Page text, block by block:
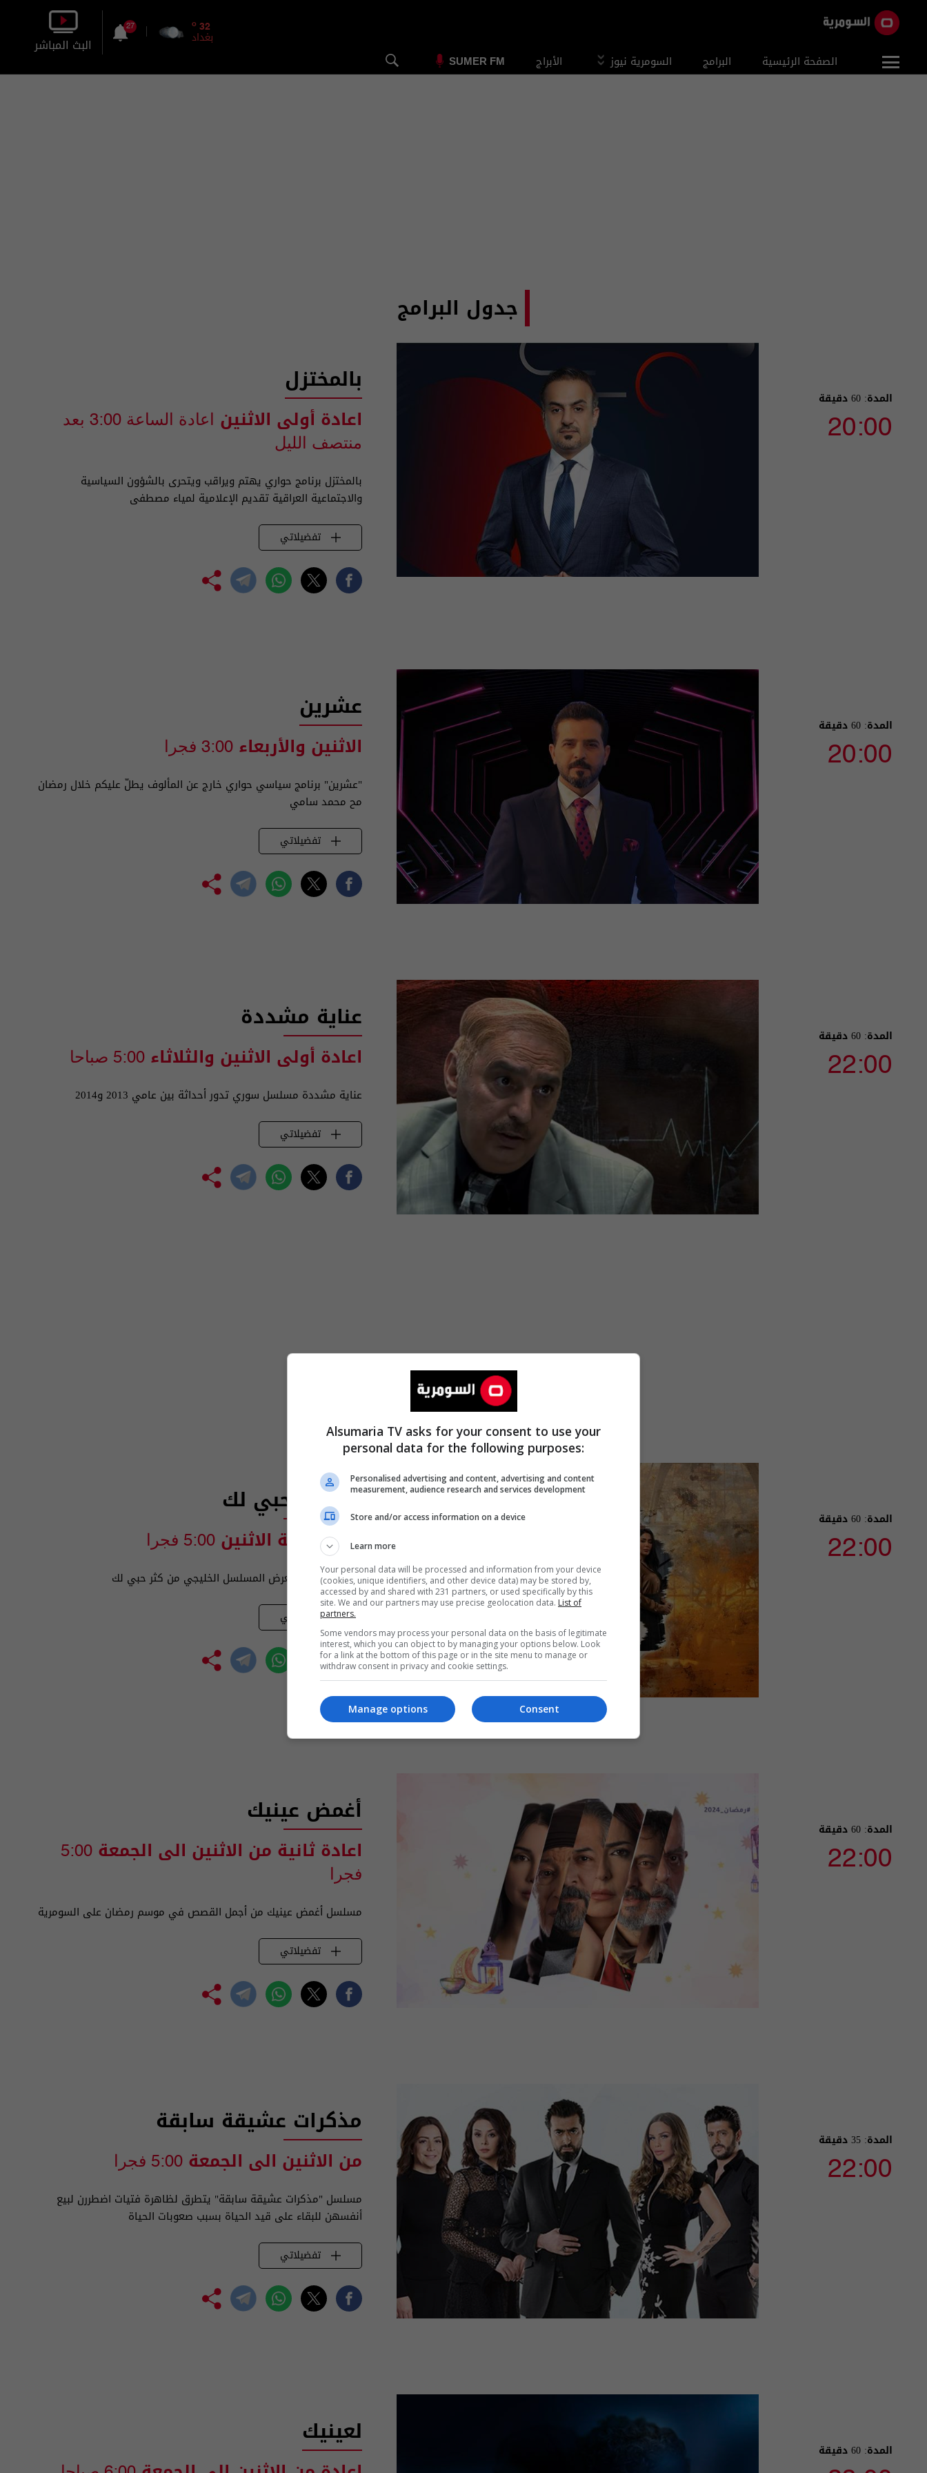
الصفحة الرئيسية البرامج السومرية نيوز الأبراج SUMER FM
32
o
بغداد
27
البث المباشر
جدول البرامج
المدة: 60 دقيقة
20:00
بالمختزل
اعادة أولى الاثنين
اعادة الساعة 3:00 بعد
منتصف الليل
بالمختزل برنامج حواري يهتم ويراقب ويتحرى بالشؤون السياسية
والاجتماعية العراقية تقديم الإعلامية لمياء مصطفى
تفضيلاتي
المدة: 60 دقيقة
20:00
عشرين
الاثنين والأربعاء 3:00 فجرا
"عشرين" برنامج سياسي حواري خارج عن المألوف يطلّ عليكم خلال رمضان
مح محمد سامي
تفضيلاتي
المدة: 60 دقيقة
22:00
عناية مشددة
اعادة أولى الاثنين والثلاثاء 5:00 صباحا
عناية مشددة مسلسل سوري تدور أحداثة بين عامي 2013 و2014
تفضيلاتي
المدة: 60 دقيقة
22:00
من كثر حبي لك
اعادة ثانية الاثنين 5:00 فجرا
قناة السومرية تعرض المسلسل الخليجي من كثر حبي لك
تفضيلاتي
المدة: 60 دقيقة
22:00
أغمض عينيك
اعادة ثانية من الاثنين الى الجمعة 5:00
فجرا
مسلسل أغمض عينيك من أجمل القصص في موسم رمضان على السومرية
تفضيلاتي
المدة: 35 دقيقة
22:00
مذكرات عشيقة سابقة
من الاثنين الى الجمعة 5:00 فجرا
مسلسل "مذكرات عشيقة سابقة" يتطرق لظاهرة فتيات اضطررن لبيع
أنفسهن للبقاء على قيد الحياة بسبب صعوبات الحياة
تفضيلاتي
المدة: 60 دقيقة
لعينيك
Alsumaria TV asks for your consent to use your
personal data for the following purposes:
Personalised advertising and content, advertising and content
measurement, audience research and services development
Store and/or access information on a device
Learn more
Your personal data will be processed and information from your device
(cookies, unique identifiers, and other device data) may be stored by,
accessed by and shared with 231 partners, or used specifically by this
site. We and our partners may use precise geolocation data. List of
partners.
Some vendors may process your personal data on the basis of legitimate
interest, which you can object to by managing your options below. Look
for a link at the bottom of this page or in the site menu to manage or
withdraw consent in privacy and cookie settings.
Consent
Manage options